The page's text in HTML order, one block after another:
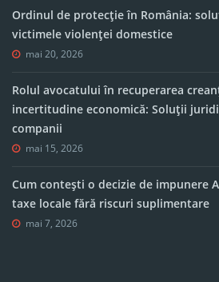
Ordinul de protecție în România:
victimele violenței domestice
mai 20, 2026
Rolul avocatului în recuperarea
incertitudine economică: Soluții
companii
mai 15, 2026
Cum contești o decizie de impunere
taxe locale fără riscuri suplimentare
mai 7, 2026